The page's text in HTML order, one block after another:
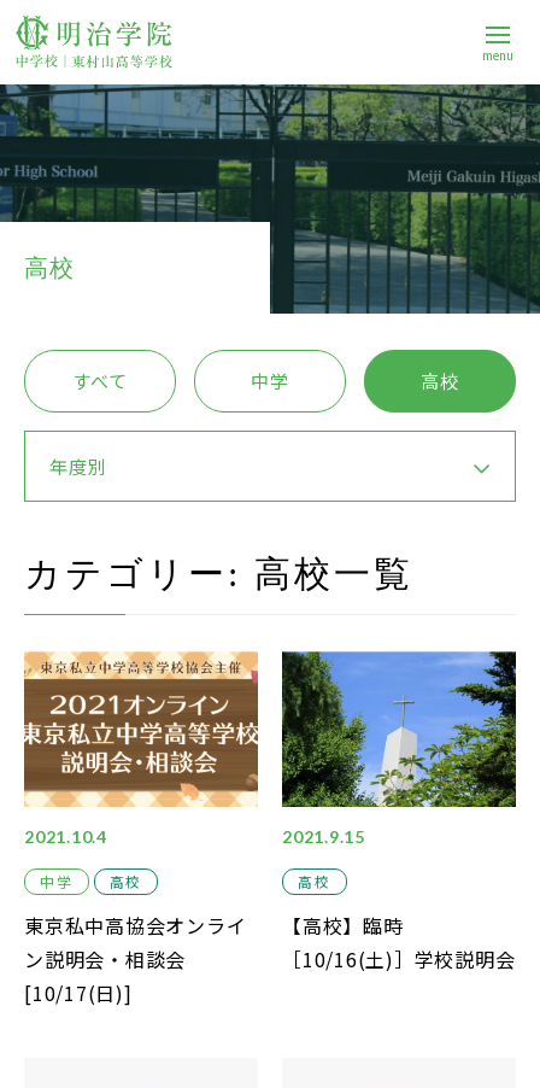
menu
学校案内
中学校
進路
Q&A
在校生・保護者の方
お問い合わせ
資料請求
アクセス
Instagram
採用情報
リンク
個人情報保護方針
高校
すべて 中学 高校
年度別
カテゴリー: 高校一覧
2021.10.4
中学 高校
東京私中高協会オンライ
ン説明会・相談会
[10/17(日)]
2021.9.15
高校
【高校】臨時
［10/16(土)］学校説明会